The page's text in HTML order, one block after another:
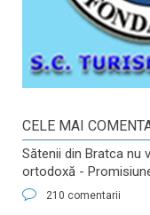
CELE MAI
Sătenii din Bratca nu
ortodoxă -
210 comentarii